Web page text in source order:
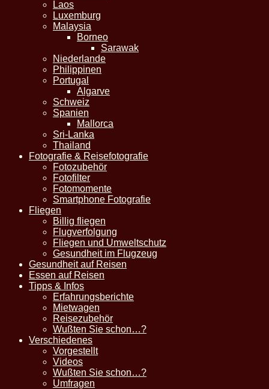
Laos
Luxemburg
Malaysia
Borneo
Sarawak
Niederlande
Philippinen
Portugal
Algarve
Schweiz
Spanien
Mallorca
Sri-Lanka
Thailand
Fotografie & Reisefotografie
Fotozubehör
Fotofilter
Fotomomente
Smartphone Fotografie
Fliegen
Billig fliegen
Flugverfolgung
Fliegen und Umweltschutz
Gesundheit im Flugzeug
Gesundheit auf Reisen
Essen auf Reisen
Tipps & Infos
Erfahrungsberichte
Mietwagen
Reisezubehör
Wußten Sie schon…?
Verschiedenes
Vorgestellt
Videos
Wußten Sie schon…?
Umfragen